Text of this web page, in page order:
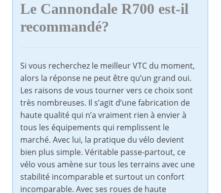
Le Cannondale R700 est-il
recommandé?
Si vous recherchez le meilleur VTC du moment,
alors la réponse ne peut être qu’un grand oui.
Les raisons de vous tourner vers ce choix sont
très nombreuses. Il s’agit d’une fabrication de
haute qualité qui n’a vraiment rien à envier à
tous les équipements qui remplissent le
marché. Avec lui, la pratique du vélo devient
bien plus simple. Véritable passe-partout, ce
vélo vous amène sur tous les terrains avec une
stabilité incomparable et surtout un confort
incomparable. Avec ses roues de haute